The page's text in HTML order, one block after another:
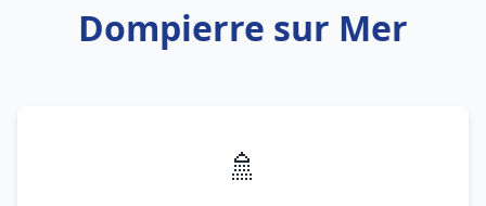
Dompierre sur Mer
🚿